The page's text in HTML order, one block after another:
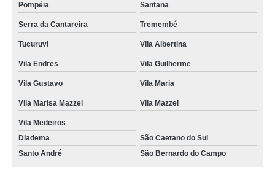
Pompéia Santana
Serra da Cantareira Tremembé
Tucuruvi Vila Albertina
Vila Endres Vila Guilherme
Vila Gustavo Vila Maria
Vila Marisa Mazzei Vila Mazzei
Vila Medeiros
Diadema
São Caetano do Sul
Santo André
São Bernardo do Campo